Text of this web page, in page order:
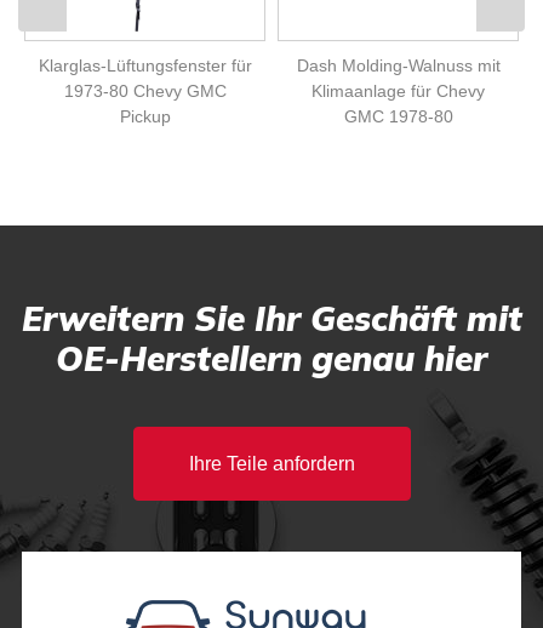
Klarglas-Lüftungsfenster für
1973-80 Chevy GMC
Pickup
Dash Molding-Walnuss mit
Klimaanlage für Chevy
GMC 1978-80
Erweitern Sie Ihr Geschäft mit
OE-Herstellern genau hier
Ihre Teile anfordern